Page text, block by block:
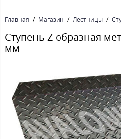
Главная Магазин Лестницы
Ступень Z-образная
мм